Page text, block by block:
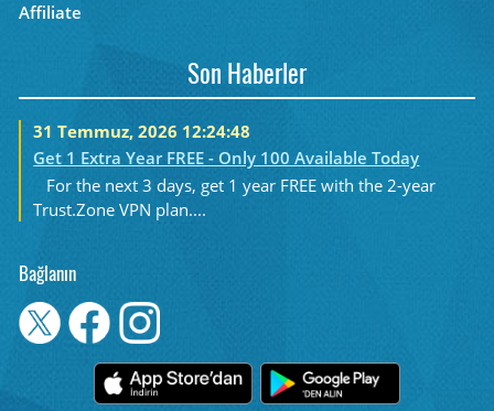
Affiliate
Son Haberler
31 Temmuz, 2026 12:24:48
Get 1 Extra Year FREE - Only 100 Available Today
For the next 3 days, get 1 year FREE with the 2-year
Trust.Zone VPN plan....
Bağlanın